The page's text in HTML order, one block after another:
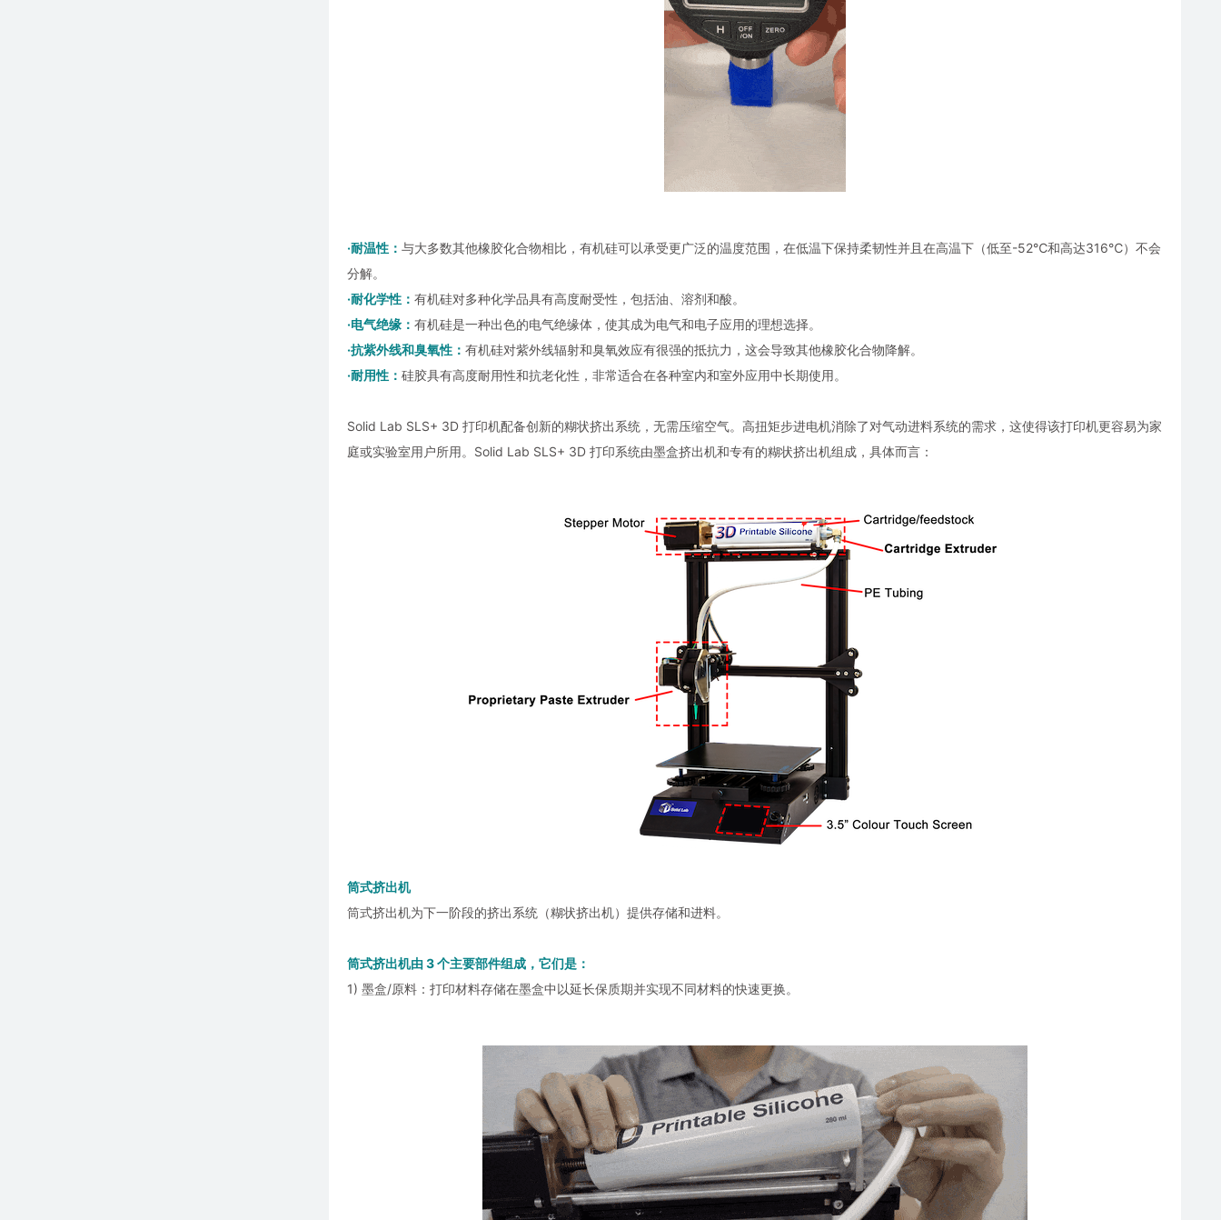
·耐温性： 与大多数其他橡胶化合物相比，有机硅可以承受更广泛的温度范围，在低温下保持柔韧性并且在高温下（低至-52℃和高达316℃）不会
分解。
·耐化学性： 有机硅对多种化学品具有高度耐受性，包括油、溶剂和酸。
·电气绝缘： 有机硅是一种出色的电气绝缘体，使其成为电气和电子应用的理想选择。
·抗紫外线和臭氧性： 有机硅对紫外线辐射和臭氧效应有很强的抵抗力，这会导致其他橡胶化合物降解。
·耐用性： 硅胶具有高度耐用性和抗老化性，非常适合在各种室内和室外应用中长期使用。
Solid Lab SLS+ 3D 打印机配备创新的糊状挤出系统，无需压缩空气。高扭矩步进电机消除了对气动进料系统的需求，这使得该打印机更容易为家
庭或实验室用户所用。Solid Lab SLS+ 3D 打印系统由墨盒挤出机和专有的糊状挤出机组成，具体而言：
筒式挤出机
筒式挤出机为下一阶段的挤出系统（糊状挤出机）提供存储和进料。
筒式挤出机由 3 个主要部件组成，它们是：
1) 墨盒/原料：打印材料存储在墨盒中以延长保质期并实现不同材料的快速更换。